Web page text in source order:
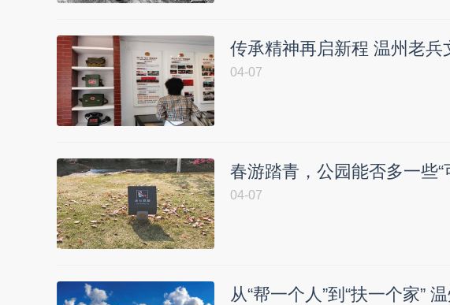
传承精神再启新程 温州老兵
04-07
春游踏青，公园能否多一些“
04-07
从“帮一个人”到“扶一个家”